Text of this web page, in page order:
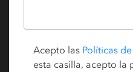
Acepto las Políticas
esta casilla, acepto